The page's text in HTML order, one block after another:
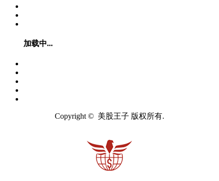
加载中...
Copyright © 美股王子 版权所有.